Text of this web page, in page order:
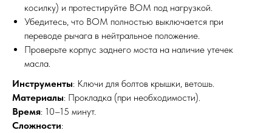
косилку) и протестируйте ВОМ под нагрузкой.
Убедитесь, что ВОМ полностью выключается при
переводе рычага в нейтральное положение.
Проверьте корпус заднего моста на наличие утечек
масла.
Инструменты: Ключи для болтов крышки, ветошь.
Материалы: Прокладка (при необходимости).
Время: 10–15 минут.
Сложности: